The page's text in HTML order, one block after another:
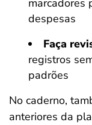
marcadores
despesas
Faça
registros
padrões
No caderno,
anteriores da